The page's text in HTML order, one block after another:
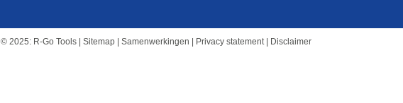
© 2025: R-Go Tools | Sitemap | Samenwerkingen | Privacy statement | Disclaimer